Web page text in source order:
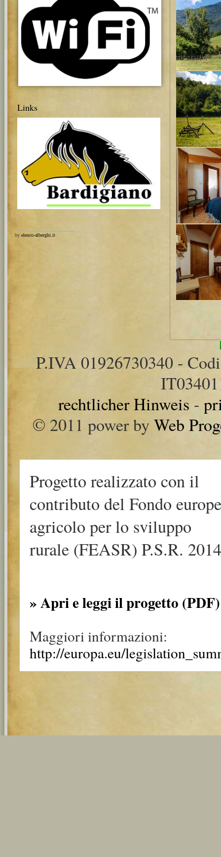
Links
by elenco-alberghi.it
P.IVA 01926730340 -
rechtlicher Hinweis -
© 2011 power byWeb
Progetto realizzato con il
contributo del Fondo
agricolo per lo sviluppo
rurale (FEASR) P.S.R.
» Apri e leggi il progetto (PDF)
Maggiori informazioni:
http://europa.eu/